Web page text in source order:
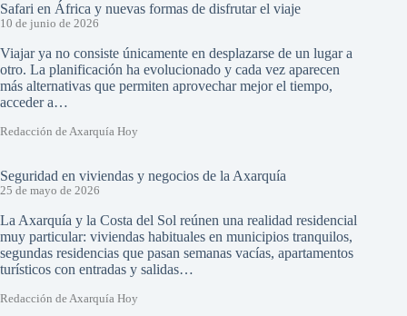
Safari en África y nuevas formas de disfrutar el viaje
10 de junio de 2026
Viajar ya no consiste únicamente en desplazarse de un lugar a
otro. La planificación ha evolucionado y cada vez aparecen
más alternativas que permiten aprovechar mejor el tiempo,
acceder a…
Redacción de Axarquía Hoy
Seguridad en viviendas y negocios de la Axarquía
25 de mayo de 2026
La Axarquía y la Costa del Sol reúnen una realidad residencial
muy particular: viviendas habituales en municipios tranquilos,
segundas residencias que pasan semanas vacías, apartamentos
turísticos con entradas y salidas…
Redacción de Axarquía Hoy